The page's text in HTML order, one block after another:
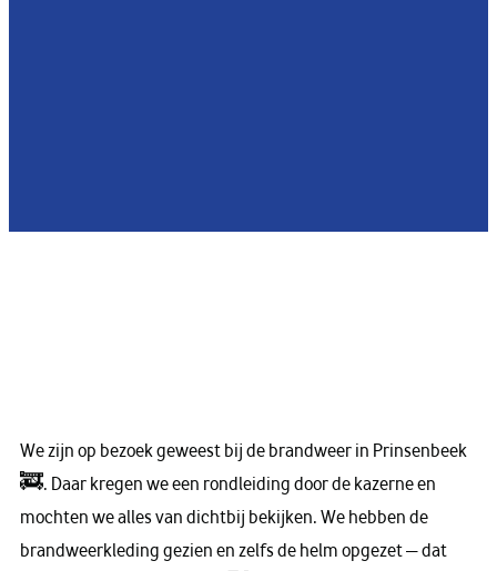
We zijn op bezoek geweest bij de brandweer in Prinsenbeek
🚒. Daar kregen we een rondleiding door de kazerne en
mochten we alles van dichtbij bekijken. We hebben de
brandweerkleding gezien en zelfs de helm opgezet — dat